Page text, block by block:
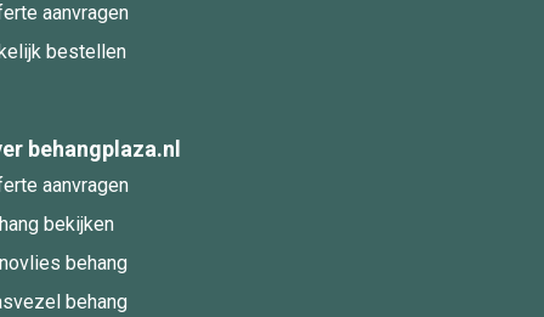
aanvragen
bestellen
behangplaza.nl
aanvragen
bekijken
behang
behang